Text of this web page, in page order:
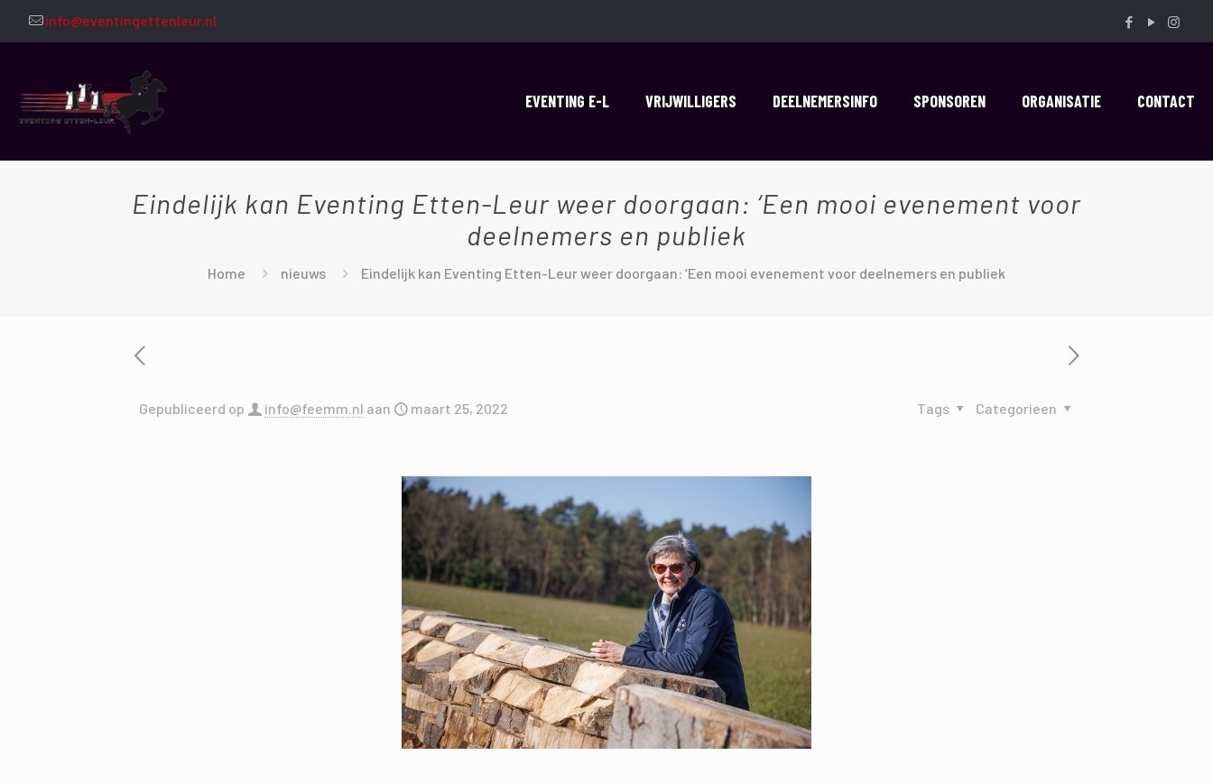
info@eventingettenleur.nl
EVENTING E-L VRIJWILLIGERS DEELNEMERSINFO SPONSOREN ORGANISATIE CONTACT
Eindelijk kan Eventing Etten-Leur weer doorgaan: ‘Een mooi evenement voor
deelnemers en publiek
Home nieuws Eindelijk kan Eventing Etten-Leur weer doorgaan: ‘Een mooi evenement voor deelnemers en publiek
Gepubliceerd op info@feemm.nl aan maart 25, 2022 Categorieen
Tags